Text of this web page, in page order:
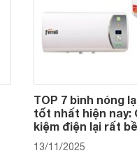
TOP 7 bình nóng
tốt nhất hiện nay:
kiệm điện lại rất
13/11/2025